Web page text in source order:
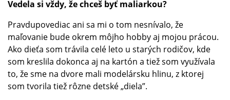
Vedela si vždy, že chceš byť maliarkou?
Pravdupovediac ani sa mi o tom nesnívalo, že
maľovanie bude okrem môjho hobby aj mojou prácou.
Ako dieťa som trávila celé leto u starých rodičov, kde
som kreslila dokonca aj na kartón a tiež som využívala
to, že sme na dvore mali modelársku hlinu, z ktorej
som tvorila tiež rôzne detské „diela”.